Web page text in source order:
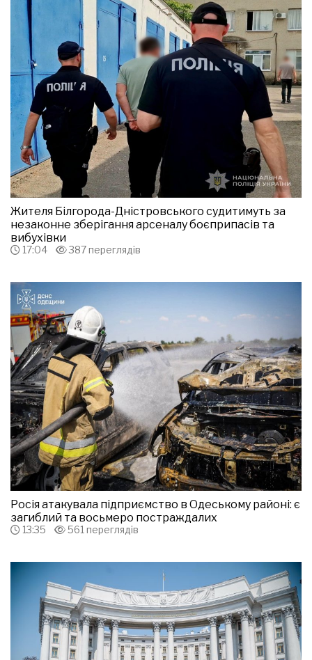
Жителя Білгорода-Дністровського судитимуть за
незаконне зберігання арсеналу боєприпасів та
вибухівки
17:04 387 переглядів
Росія атакувала підприємство в Одеському районі: є
загиблий та восьмеро постраждалих
13:35 561 переглядів